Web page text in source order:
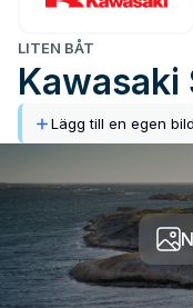
LITEN BÅT
Kawasaki
Lägg till en egen bild